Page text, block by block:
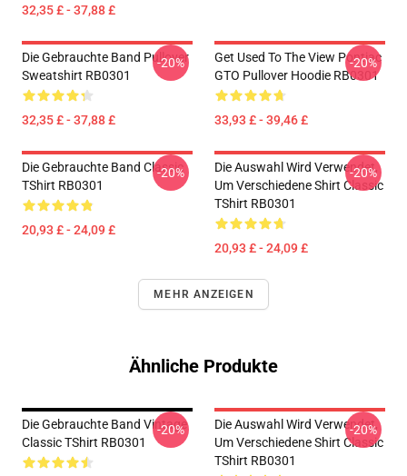
32,35 £ - 37,88 £
Die Gebrauchte Band Pullover
Sweatshirt RB0301
32,35 £ - 37,88 £
-20%
Get Used To The View Pontiac
GTO Pullover Hoodie RB0301
33,93 £ - 39,46 £
-20%
Die Gebrauchte Band Classic
TShirt RB0301
20,93 £ - 24,09 £
-20%
Die Auswahl Wird Verwendet,
Um Verschiedene Shirt Classic
TShirt RB0301
20,93 £ - 24,09 £
-20%
MEHR ANZEIGEN
Ähnliche Produkte
Die Gebrauchte Band Vintage
Classic TShirt RB0301
-20%
Die Auswahl Wird Verwendet,
Um Verschiedene Shirt Classic
TShirt RB0301
-20%